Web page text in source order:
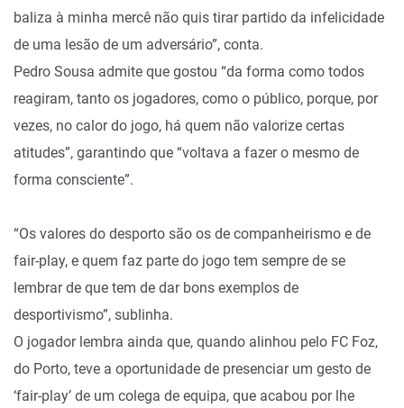
baliza à minha mercê não quis tirar partido da infelicidade
de uma lesão de um adversário”, conta.
Pedro Sousa admite que gostou “da forma como todos
reagiram, tanto os jogadores, como o público, porque, por
vezes, no calor do jogo, há quem não valorize certas
atitudes”, garantindo que “voltava a fazer o mesmo de
forma consciente”.
“Os valores do desporto são os de companheirismo e de
fair-play, e quem faz parte do jogo tem sempre de se
lembrar de que tem de dar bons exemplos de
desportivismo”, sublinha.
O jogador lembra ainda que, quando alinhou pelo FC Foz,
do Porto, teve a oportunidade de presenciar um gesto de
‘fair-play’ de um colega de equipa, que acabou por lhe